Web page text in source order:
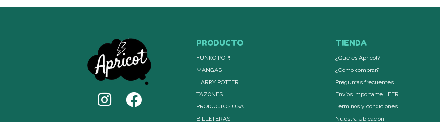
PRODUCTO
FUNKO POP!
MANGAS
HARRY POTTER
TAZONES
PRODUCTOS USA
BILLETERAS
TIENDA
¿Qué es Apricot?
¿Cómo comprar?
Preguntas frecuentes
Envíos Importante LEER
Términos y condiciones
Nuestra Ubicación